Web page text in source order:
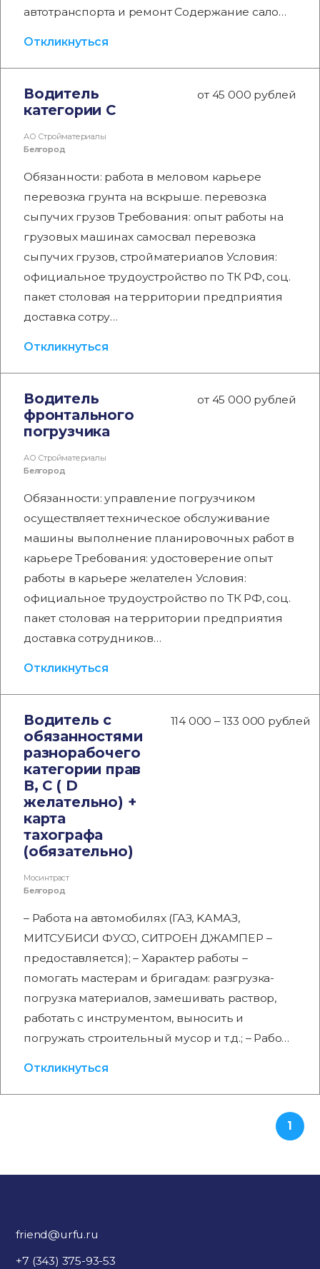
автотранспорта и ремонт Содержание сало…
Откликнуться
Водитель
категории С
от 45 000 рублей
АО Стройматериалы
Белгород
Обязанности: работа в меловом карьере
перевозка грунта на вскрыше. перевозка
сыпучих грузов Требования: опыт работы на
грузовых машинах самосвал перевозка
сыпучих грузов, стройматериалов Условия:
официальное трудоустройство по ТК РФ, соц.
пакет столовая на территории предприятия
доставка сотру…
Откликнуться
Водитель
фронтального
погрузчика
от 45 000 рублей
АО Стройматериалы
Белгород
Обязанности: управление погрузчиком
осуществляет техническое обслуживание
машины выполнение планировочных работ в
карьере Требования: удостоверение опыт
работы в карьере желателен Условия:
официальное трудоустройство по ТК РФ, соц.
пакет столовая на территории предприятия
доставка сотрудников…
Откликнуться
Водитель с
обязанностями
разнорабочего
категории прав
B, C ( D
желательно) +
карта
тахографа
(обязательно)
114 000 – 133 000 рублей
Мосинтраст
Белгород
– Paбoтa нa автомобилях (ГАЗ, KАМАЗ,
МИТСУБИСИ ФУСО, СИТPOЕH ДЖAМПEР –
предоставляется); – Характер работы –
помогать мастерам и бригадам: разгрузка-
погрузка материалов, замешивать раствор,
работать с инструментом, выносить и
погружать строительный мусор и т.д.; – Рабо…
Откликнуться
1
friend@urfu.ru
+7 (343) 375-93-53